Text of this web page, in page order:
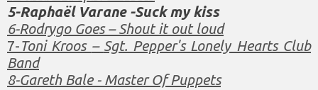
5-Raphaël Varane -Suck my kiss
6-Rodrygo Goes – Shout it out loud
7-Toni Kroos – Sgt. Pepper's Lonely Hearts Club
Band
8-Gareth Bale - Master Of Puppets